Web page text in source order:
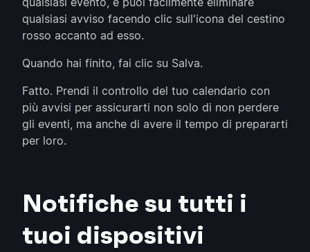
qualsiasi avviso facendo clic sull'icona del cestino
rosso accanto ad esso.
Quando hai finito, fai clic su Salva.
Fatto. Prendi il controllo del tuo calendario con
più avvisi per assicurarti non solo di non perdere
gli eventi, ma anche di avere il tempo di prepararti
per loro.
Notifiche su tutti i
tuoi dispositivi